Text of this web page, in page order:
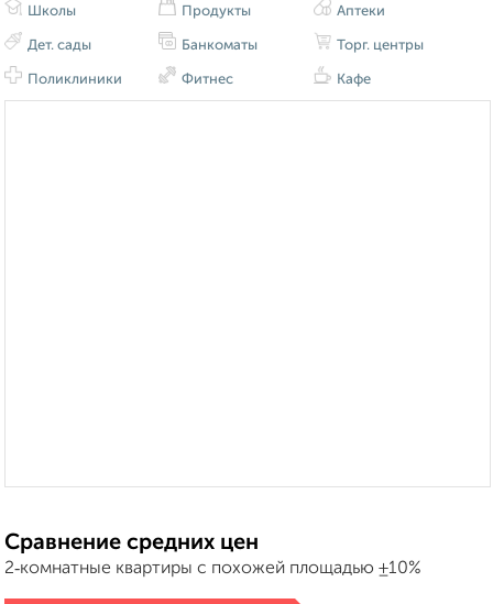
Школы
Дет. сады
Поликлиники
Продукты
Банкоматы
Фитнес
Аптеки
Торг. центры
Кафе
Сравнение средних цен
2‑комнатные квартиры с похожей площадью ±10%